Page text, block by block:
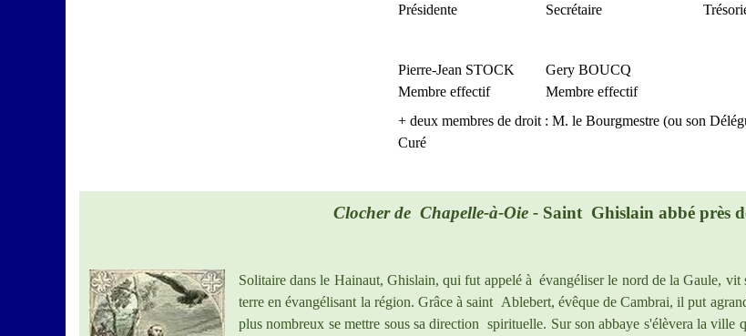
Présidente
Secrétaire
Pierre-Jean STOCK
Membre effectif
Gery BOUCQ
Membre effectif
+ deux membres de droit : M. le Bourgmestre (ou son
Curé
Clocher de Chapelle-à-Oie - Saint Ghislain abbé près
Solitaire dans le Hainaut, Ghislain, qui fut appelé à évangéliser le nord de la Gaule,
terre en évangélisant la région. Grâce à saint Ablebert, évêque de Cambrai, il put
plus nombreux se mettre sous sa direction spirituelle. Sur son abbaye s'élèvera la ville